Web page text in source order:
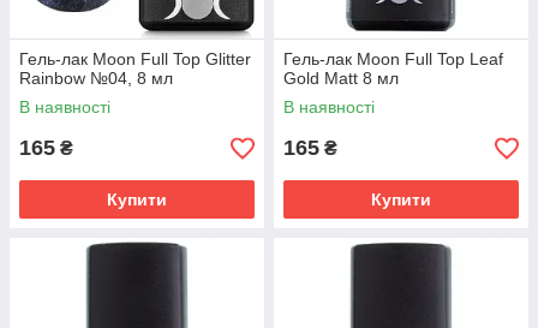
Гель-лак Moon Full Top Glitter
Rainbow №04, 8 мл
В наявності
165 ₴
Купити
Гель-лак Moon Full Top Leaf
Gold Matt 8 мл
В наявності
165 ₴
Купити